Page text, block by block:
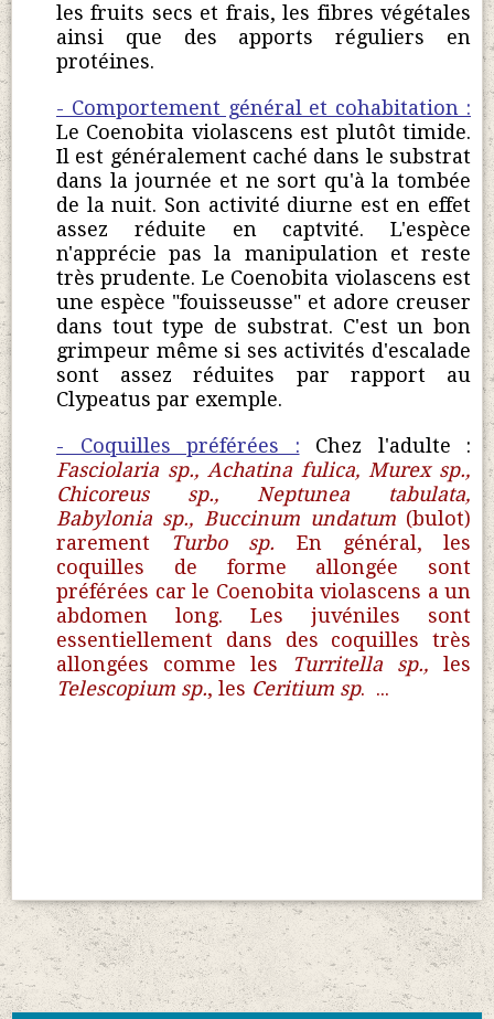
les fruits secs et frais, les fibres végétales
ainsi que des apports réguliers en
protéines.
- Comportement général et cohabitation :
Le Coenobita violascens est plutôt timide.
Il est généralement caché dans le substrat
dans la journée et ne sort qu'à la tombée
de la nuit. Son activité diurne est en effet
assez réduite en captvité. L'espèce
n'apprécie pas la manipulation et reste
très prudente. Le Coenobita violascens est
une espèce "fouisseusse" et adore creuser
dans tout type de substrat. C'est un bon
grimpeur même si ses activités d'escalade
sont assez réduites par rapport au
Clypeatus par exemple.
- Coquilles préférées : Chez l'adulte :
Fasciolaria sp., Achatina fulica, Murex sp.,
Chicoreus sp., Neptunea tabulata,
Babylonia sp., Buccinum undatum (bulot)
rarement
Turbo sp. En général, les
coquilles de forme allongée sont
préférées car le Coenobita violascens a un
abdomen long. Les juvéniles sont
essentiellement dans des coquilles très
allongées comme les
Turritella sp., les
Telescopium sp., les Ceritium sp. ...